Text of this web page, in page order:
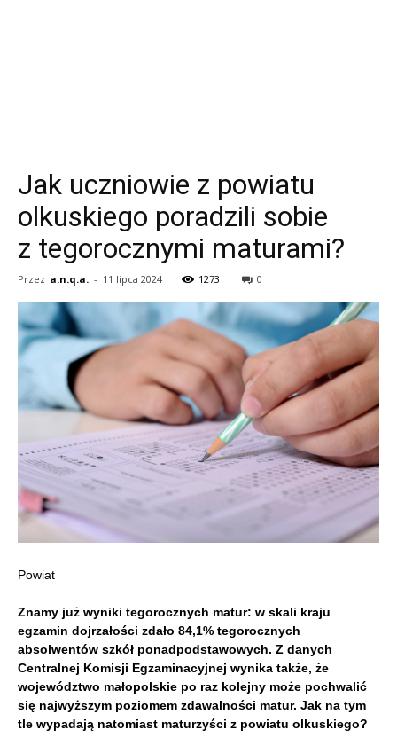
Jak uczniowie z powiatu
olkuskiego poradzili sobie
z tegorocznymi maturami?
Przez a.n.q.a. - 11 lipca 2024 1273 0
Powiat
Znamy już wyniki tegorocznych matur: w skali kraju
egzamin dojrzałości zdało 84,1% tegorocznych
absolwentów szkół ponadpodstawowych. Z danych
Centralnej Komisji Egzaminacyjnej wynika także, że
województwo małopolskie po raz kolejny może pochwalić
się najwyższym poziomem zdawalności matur. Jak na tym
tle wypadają natomiast maturzyści z powiatu olkuskiego?